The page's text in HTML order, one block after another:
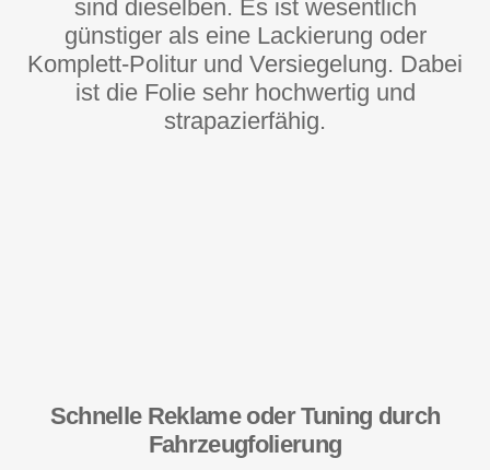
sind dieselben. Es ist wesentlich
günstiger als eine Lackierung oder
Komplett-Politur und Versiegelung. Dabei
ist die Folie sehr hochwertig und
strapazierfähig.
Schnelle Reklame oder Tuning durch
Fahrzeugfolierung